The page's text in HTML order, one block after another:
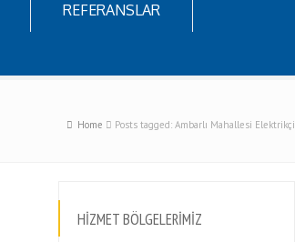
REFERANSLAR
Home Posts tagged: Ambarlı Mahallesi Elektrikçi
HİZMET BÖLGELERİMİZ